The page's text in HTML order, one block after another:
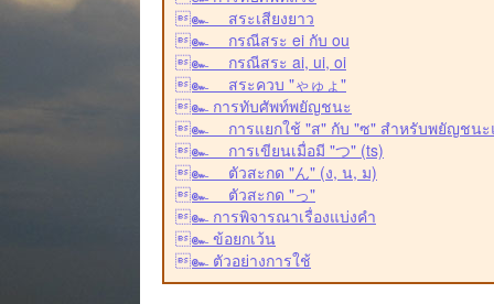
๛ สระเสียงยาว
๛ กรณีสระ ei กับ ou
๛ กรณีสระ ai, ui, oi
๛ สระควบ "ゃゅょ"
๛ การทับศัพท์พยัญชนะ
๛ การแยกใช้ "ส" กับ "ซ" สำหรับพยัญชนะ
๛ การเขียนเมื่อมี "つ" (ts)
๛ ตัวสะกด "ん" (ง, น, ม)
๛ ตัวสะกด "っ"
๛ การพิจารณาเรื่องแบ่งคำ
๛ ข้อยกเว้น
๛ ตัวอย่างการใช้